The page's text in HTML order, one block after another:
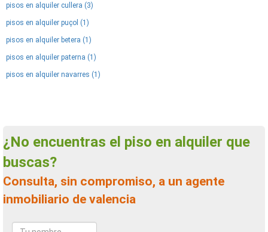
pisos en alquiler cullera (3)
pisos en alquiler puçol (1)
pisos en alquiler betera (1)
pisos en alquiler paterna (1)
pisos en alquiler navarres (1)
¿No encuentras el piso en alquiler que
buscas?
Consulta, sin compromiso, a un agente
inmobiliario de valencia